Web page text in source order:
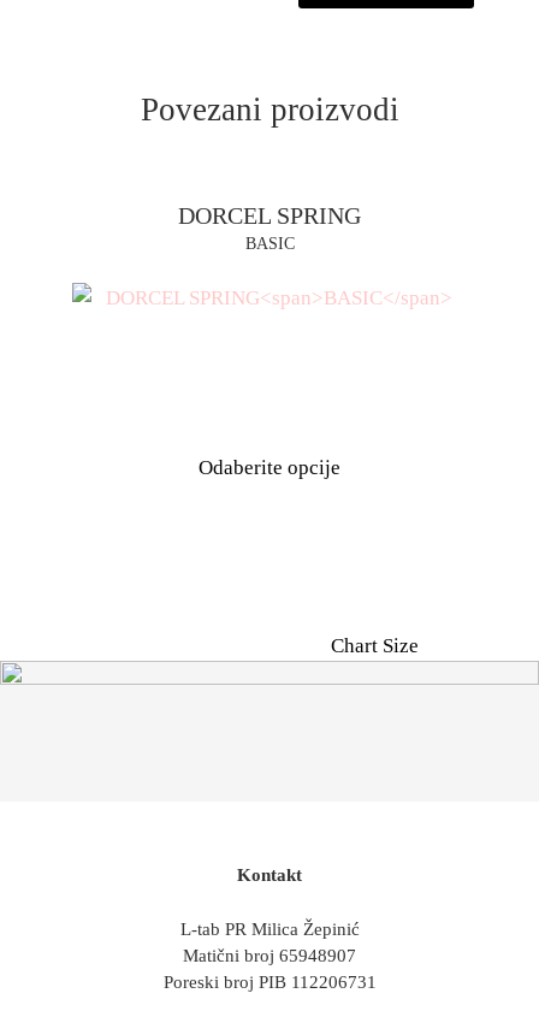
Povezani proizvodi
DORCEL SPRING
BASIC
Odaberite opcije
Chart Size
Kontakt
L-tab PR Milica Žepinić
Matični broj 65948907
Poreski broj PIB 112206731